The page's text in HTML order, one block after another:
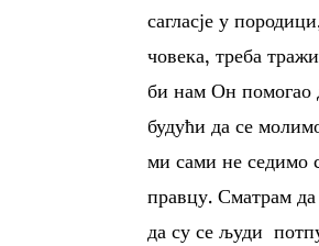
сагласје у
човека, треба
би нам Он помогао
будући да се
ми сами не седимо
правцу. Сматрам
да су се људи